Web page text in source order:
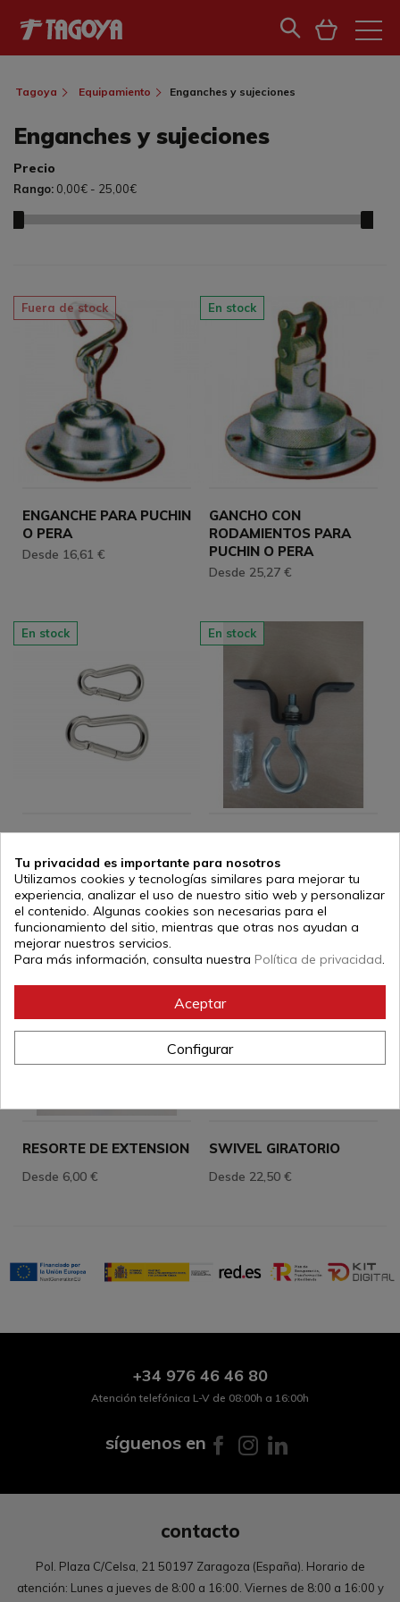
Tagoya Equipamiento Enganches y sujeciones
Enganches y sujeciones
Precio
Rango: 0,00€ - 25,00€
Fuera de stock
ENGANCHE PARA PUCHIN
O PERA
Desde 16,61 €
En stock
GANCHO CON
RODAMIENTOS PARA
PUCHIN O PERA
Desde 25,27 €
En stock
Desde 1,00 €
En stock
DE TECHO
Desde 16,00 €
En stock
RESORTE DE EXTENSION
Desde 6,00 €
SWIVEL GIRATORIO
Desde 22,50 €
+34 976 46 46 80
Atención telefónica L-V de 08:00h a 16:00h
síguenos en
contacto
Pol. Plaza C/Celsa, 21 50197 Zaragoza (España). Horario de
atención: Lunes a jueves de 8:00 a 16:00. Viernes de 8:00 a 16:00 y
Tu privacidad es importante para nosotros
Utilizamos cookies y tecnologías similares para mejorar tu
experiencia, analizar el uso de nuestro sitio web y personalizar
el contenido. Algunas cookies son necesarias para el
funcionamiento del sitio, mientras que otras nos ayudan a
mejorar nuestros servicios.
Para más información, consulta nuestra Política de privacidad.
Aceptar
Configurar